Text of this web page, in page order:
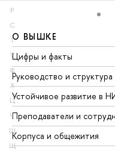
Р
С
Т
У
Ф
Х
Ц
Ч
Ш
Щ
О ВЫШКЕ
Цифры и факты
Руководство и структура
Устойчивое развитие в
Преподаватели и
Корпуса и общежития